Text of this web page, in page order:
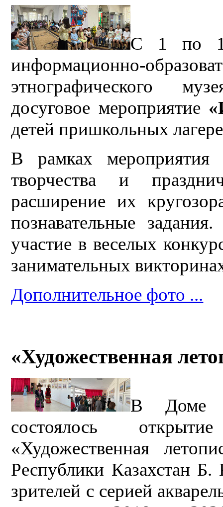
С 1 по
информационно-
этнографического
досуговое мероприятие
детей пришкольных
В рамках мероприятия
творчества и
расширение их
познавательные
участие в веселых
занимательных
Дополнительное фото ...
«Художественная
В Доме
состоялось
«Художественная
Республики Казахстан
зрителей с серией